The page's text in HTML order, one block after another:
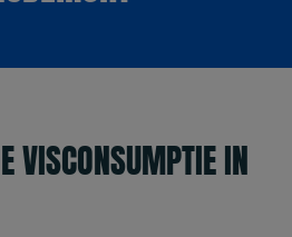
VISCONSUMPTIE IN